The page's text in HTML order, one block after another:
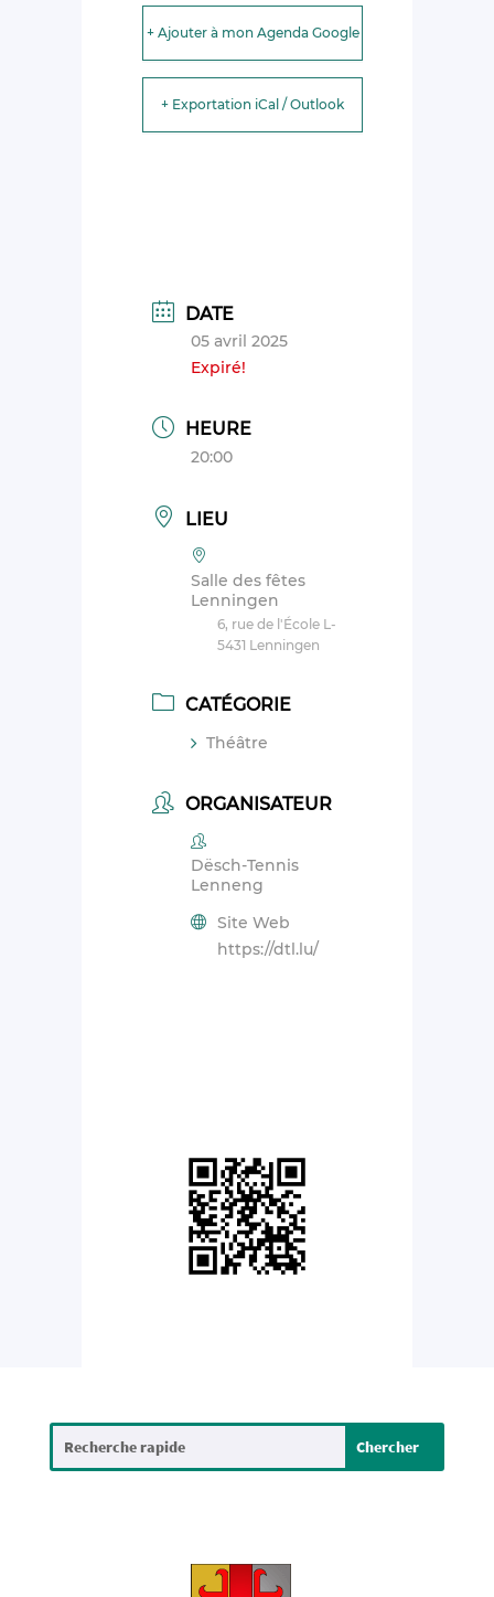
+ Ajouter à mon Agenda Google
+ Exportation iCal / Outlook
DATE
05 avril 2025
Expiré!
HEURE
20:00
LIEU
Salle des fêtes
Lenningen
6, rue de l'École L-
5431 Lenningen
CATÉGORIE
Théâtre
ORGANISATEUR
Dësch-Tennis
Lenneng
Site Web
https://dtl.lu/